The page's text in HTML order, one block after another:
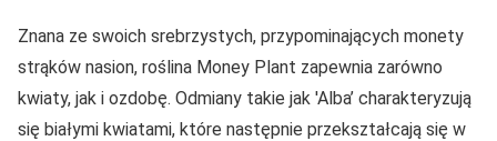
Znana ze swoich srebrzystych, przypominających monety
strąków nasion, roślina Money Plant zapewnia zarówno
kwiaty, jak i ozdobę. Odmiany takie jak 'Alba’ charakteryzują
się białymi kwiatami, które następnie przekształcają się w